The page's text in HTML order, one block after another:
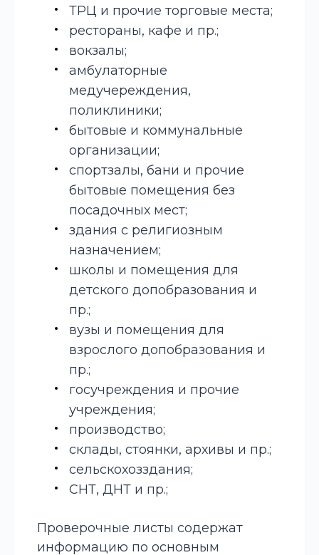
ТРЦ и прочие торговые места;
рестораны, кафе и пр.;
вокзалы;
амбулаторные
медучереждения,
поликлиники;
бытовые и коммунальные
организации;
спортзалы, бани и прочие
бытовые помещения без
посадочных мест;
здания с религиозным
назначением;
школы и помещения для
детского допобразования и
пр.;
вузы и помещения для
взрослого допобразования и
пр.;
госучреждения и прочие
учреждения;
производство;
склады, стоянки, архивы и пр.;
сельскохозздания;
СНТ, ДНТ и пр.;
Проверочные листы содержат
информацию по основным